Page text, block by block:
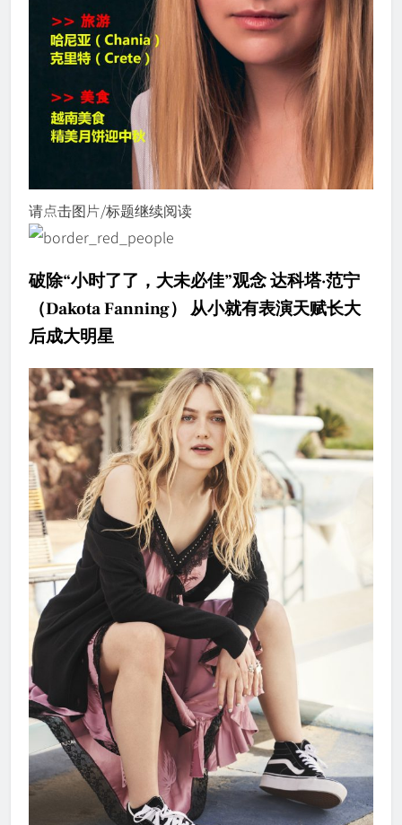
请点击图片/标题继续阅读
破除“小时了了，大未必佳”观念 达科塔·范宁
（Dakota Fanning） 从小就有表演天赋长大
后成大明星